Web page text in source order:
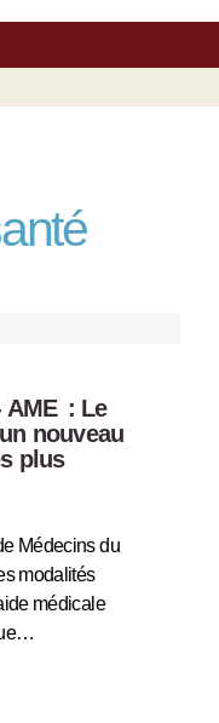
AME : Le
nouveau
plus
Médecins du
modalités
médicale